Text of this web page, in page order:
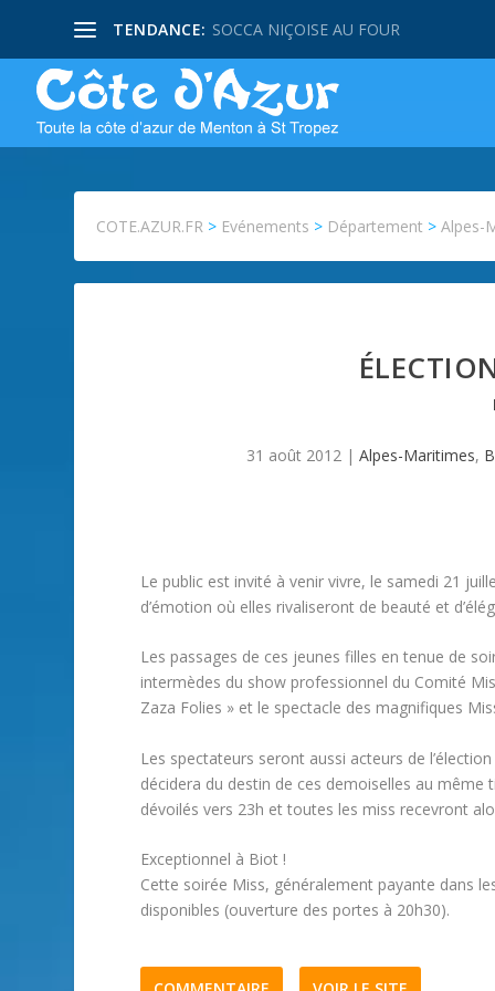
TENDANCE: SOCCA NIÇOISE AU FOUR
COTE.AZUR.FR > Evénements > Département >Alpes-
31 août 2012 |Alpes-Maritimes,
Le public est invité à venir vivre, le samedi 21
d’émotion où elles rivaliseront de beauté et
Les passages de ces jeunes filles en tenue de
intermèdes du show professionnel du Comité
Zaza Folies » et le spectacle des magnifiques
Les spectateurs seront aussi acteurs de
décidera du destin de ces demoiselles au
dévoilés vers 23h et toutes les miss recevront
Exceptionnel à Biot !
Cette soirée Miss, généralement payante dans
disponibles (ouverture des portes à 20h30).